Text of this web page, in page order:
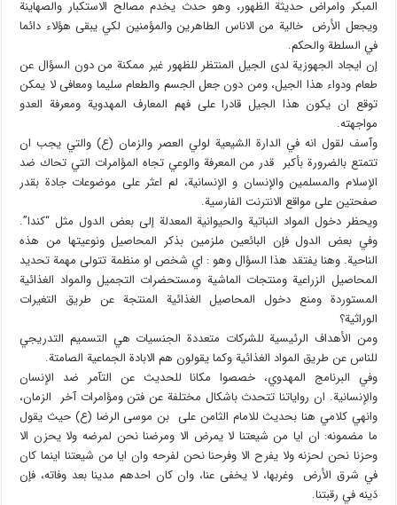
المبكر وامراض حديثة الظهور، وهو حدث يخدم مصالح الاستكبار والصهاينة
ويجعل الأرض خالية من الاناس الطاهرين والمؤمنين لكي يبقى هؤلاء دائما
في السلطة والحكم.
إن ايجاد الجهوزية لدى الجيل المنتظر للظهور غير ممكنة من دون السؤال عن
طعام ودواء هذا الجيل، ومن دون جعل الجسم والطعام سليما ومعافى لا يمكن
توقع ان يكون هذا الجيل قادرا على فهم المعارف المهدوية ومعرفة العدو
مواجهته.
وآسف لقول انه في الدارة الشيعية لولي العصر والزمان (ع) والتي يجب ان
تتمتع بالضرورة بأكبر قدر من المعرفة والوعي تجاه المؤامرات التي تحاك ضد
الإسلام والمسلمين والإنسان و الإنسانية، لم اعثر على موضوعات جادة بقدر
صفحتين على مواقع الانترنت الفارسية.
ويحظر دخول المواد النباتية والحيوانية المعدلة إلى بعض الدول مثل “كندا”.
وفي بعض الدول فإن البائعين ملزمين بذكر المحاصيل ونوعيتها من هذه
الناحية. وهنا يفتقد هذا السؤال وهو : اي شخص او منظمة تتولى مهمة تحديد
المحاصيل الزراعية ومنتجات الماشية ومستحضرات التجميل والمواد الغذائية
المستوردة ومنع دخول المحاصيل الغذائية المنتجة عن طريق التغيرات
الوراثية؟
ومن الأهداف الرئيسية للشركات متعددة الجنسيات هي التسميم التدريجي
للناس عن طريق المواد الغذائية وكما يقولون هم الابادة الجماعية الصامتة.
وفي البرنامج المهدوي، خصصوا مكانا للحديث عن التآمر ضد الإنسان
والإنسانية. ان رواياتنا تتحدث باشكال مختلفة عن فتن ومؤامرات آخر الزمان،
وانهي كلامي هنا بحديث للامام الثامن على بن موسى الرضا (ع) حيث يقول
ما مضمونه: ان ايا من شيعتنا لا يمرض الا ومرضنا نحن لمرضه ولا يحزن الا
وحزنا نحن لحزنه ولا يفرح الا وفرحنا نحن لفرحه وان ايا من شيعتنا اينما كان
في شرق الأرض وغربها، لا يخفى عنا، وان كان احدهم مدينا بعد وفاته، فإن
دَينه في رقبتنا.